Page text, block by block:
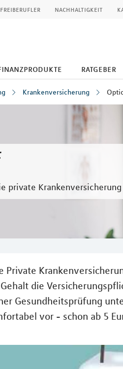
freiberufler nachhaltigkeit
ratgeber
Krankenversicherung
private Krankenversicherung
Private
die
Gesundheitsprüfung
vor - schon ab 5